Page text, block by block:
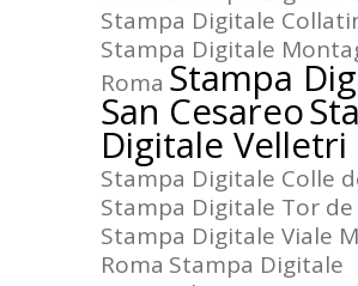
Stampa Digitale
Stampa Digitale
Roma Stampa
San Cesareo
Digitale Velletri
Stampa Digitale Colle
Stampa Digitale Tor de
Stampa Digitale Viale
Roma Stampa Digitale